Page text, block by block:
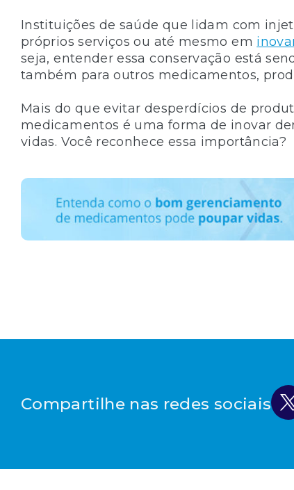
Instituições de saúde que lidam com
próprios serviços ou até mesmo em
seja, entender essa conservação está
também para outros medicamentos,
Mais do que evitar desperdícios de
medicamentos é uma forma de inovar
vidas. Você reconhece essa importância?
Compartilhe nas redes sociais